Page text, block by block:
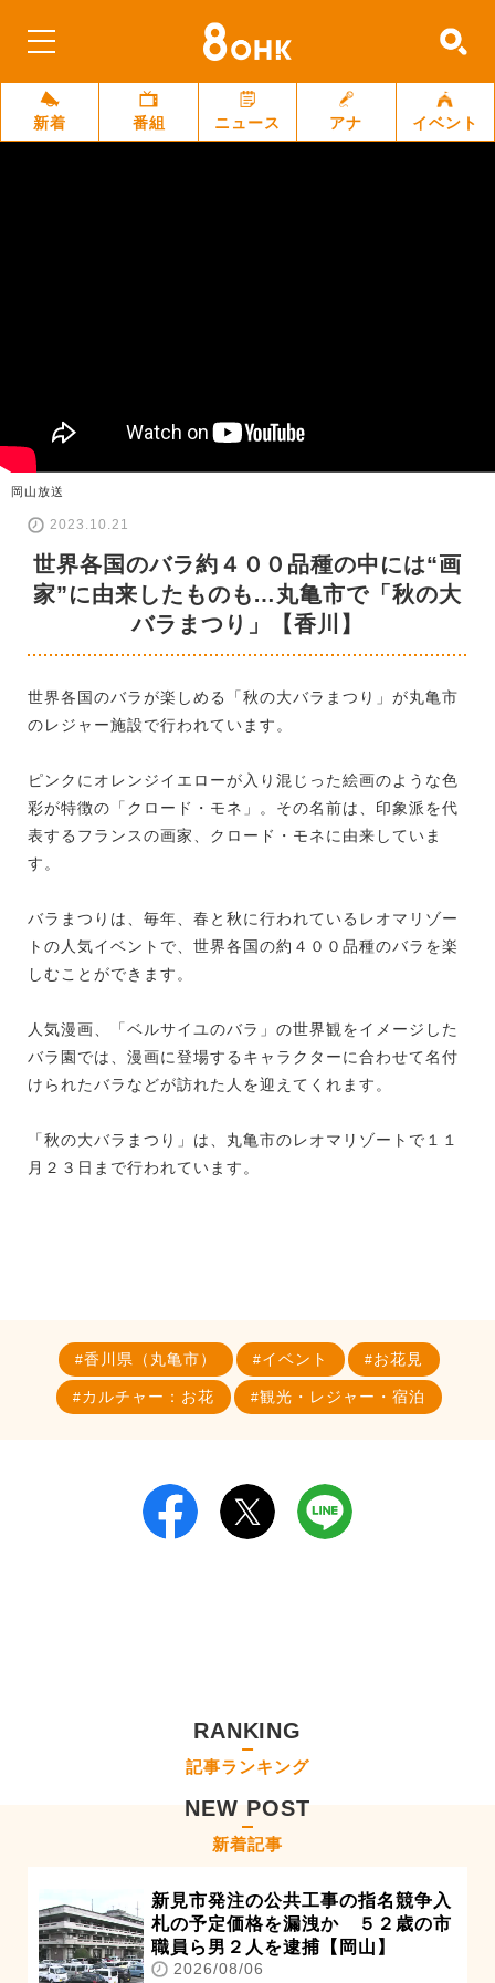
新着 番組 ニュース アナ イベント
岡山放送
2023.10.21
世界各国のバラ約４００品種の中には“画
家”に由来したものも…丸亀市で「秋の大
バラまつり」【香川】
世界各国のバラが楽しめる「秋の大バラまつり」が丸亀市
のレジャー施設で行われています。
ピンクにオレンジイエローが入り混じった絵画のような色
彩が特徴の「クロード・モネ」。その名前は、印象派を代
表するフランスの画家、クロード・モネに由来していま
す。
バラまつりは、毎年、春と秋に行われているレオマリゾー
トの人気イベントで、世界各国の約４００品種のバラを楽
しむことができます。
人気漫画、「ベルサイユのバラ」の世界観をイメージした
バラ園では、漫画に登場するキャラクターに合わせて名付
けられたバラなどが訪れた人を迎えてくれます。
「秋の大バラまつり」は、丸亀市のレオマリゾートで１１
月２３日まで行われています。
香川県（丸亀市） イベント お花見
カルチャー：お花 観光・レジャー・宿泊
RANKING
記事ランキング
NEW POST
新着記事
新見市発注の公共工事の指名競争入
札の予定価格を漏洩か ５２歳の市
職員ら男２人を逮捕【岡山】
2026/08/06